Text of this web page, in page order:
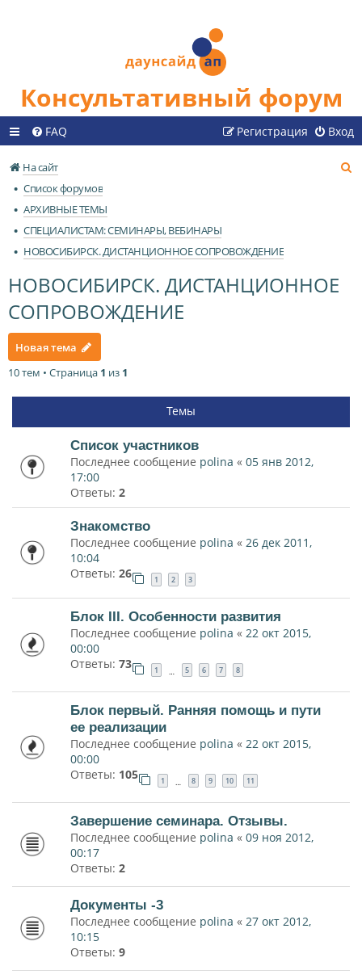
Консультативный форум
FAQ Вход
Регистрация
На сайт
Список форумов
АРХИВНЫЕ ТЕМЫ
СПЕЦИАЛИСТАМ: СЕМИНАРЫ, ВЕБИНАРЫ
НОВОСИБИРСК. ДИСТАНЦИОННОЕ СОПРОВОЖДЕНИЕ
НОВОСИБИРСК. ДИСТАНЦИОННОЕ
СОПРОВОЖДЕНИЕ
Новая тема
10 тем • Страница 1 из 1
Темы
Список участников
Последнее сообщение polina « 05 янв 2012,
17:00
Ответы: 2
Знакомство
Последнее сообщение polina « 26 дек 2011,
10:04
Ответы: 26 1 2 3
Блок III. Особенности развития
Последнее сообщение polina « 22 окт 2015,
00:00
Ответы: 73 1 … 5 6 7 8
Блок первый. Ранняя помощь и пути
ее реализации
Последнее сообщение polina « 22 окт 2015,
00:00
Ответы: 105 1 … 8 9 10 11
Завершение семинара. Отзывы.
Последнее сообщение polina « 09 ноя 2012,
00:17
Ответы: 2
Документы -3
Последнее сообщение polina « 27 окт 2012,
10:15
Ответы: 9